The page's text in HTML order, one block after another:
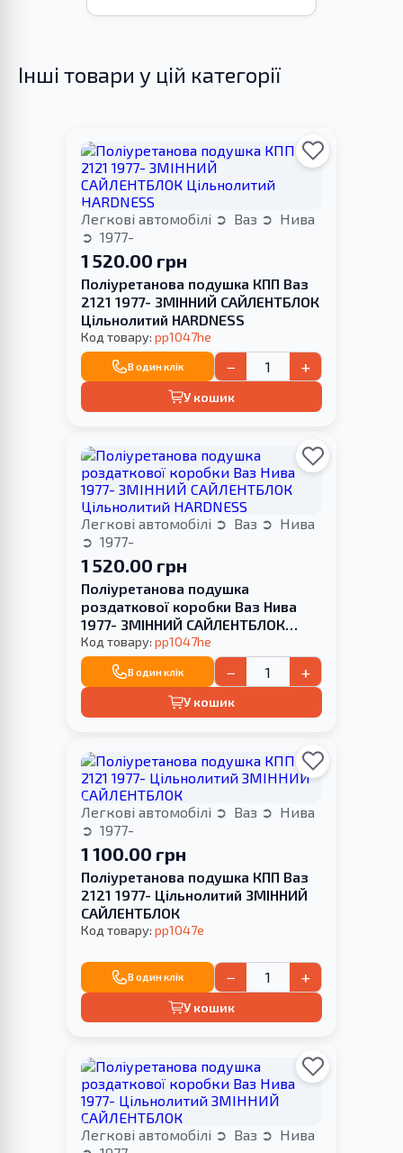
Інші товари у цій категорії
Легкові автомобілі Ваз
Нива
1977-
1 520.00 грн
Поліуретанова подушка КПП Ваз
2121 1977- ЗМІННИЙ САЙЛЕНТБЛОК
Цільнолитий HARDNESS
Код товару: pp1047he
В один клік − +
У кошик
Легкові автомобілі Ваз
Нива
1977-
1 520.00 грн
Поліуретанова подушка
роздаткової коробки Ваз Нива
1977- ЗМІННИЙ САЙЛЕНТБЛОК
Цільнолитий HARDNESS
Код товару: pp1047he
В один клік − +
У кошик
Легкові автомобілі Ваз
Нива
1977-
1 100.00 грн
Поліуретанова подушка КПП Ваз
2121 1977- Цільнолитий ЗМІННИЙ
САЙЛЕНТБЛОК
Код товару: pp1047e
В один клік − +
У кошик
Легкові автомобілі Ваз
Нива